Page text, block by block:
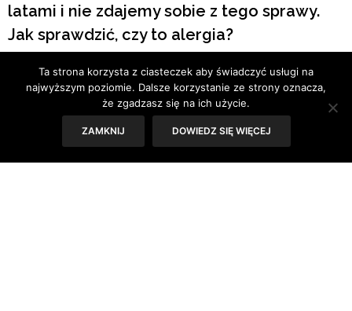
latami i nie zdajemy sobie z tego sprawy.
Jak sprawdzić, czy to alergia?
Tekst: Antonina Majewska
Ta strona korzysta z ciasteczek aby świadczyć usługi na
najwyższym poziomie. Dalsze korzystanie ze strony oznacza,
że zgadzasz się na ich użycie.
ZAMKNIJ DOWIEDZ SIĘ WIĘCEJ